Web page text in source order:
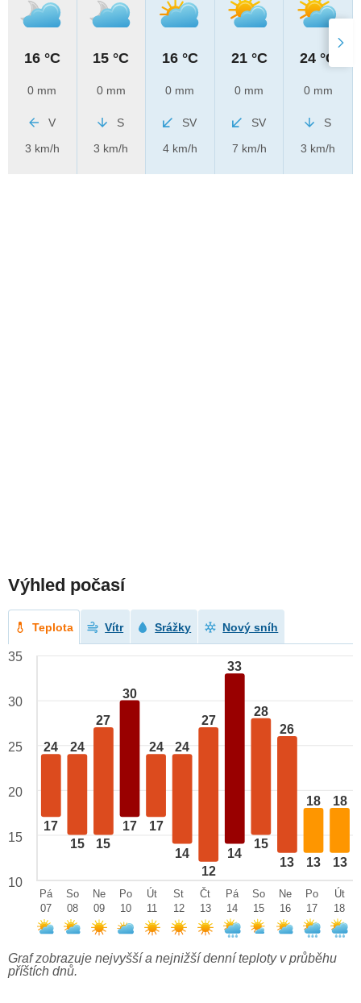
16 °C
0 mm
V
3 km/h
15 °C
0 mm
S
3 km/h
16 °C
0 mm
SV
4 km/h
21 °C
0 mm
SV
7 km/h
24 °C
0 mm
S
3 km/h
Výhled počasí
Teplota Vítr Srážky Nový sníh
24
17
24
15
27
15
30
17
24
17
24
14
27
12
33
14
28
15
26
13
18
13
18
13
35
30
25
20
15
10
Pá
07
So
08
Ne
09
Po
10
Út
11
St
12
Čt
13
Pá
14
So
15
Ne
16
Po
17
Út
18
Graf zobrazuje nejvyšší a nejnižší denní teploty v průběhu
příštích dnů.